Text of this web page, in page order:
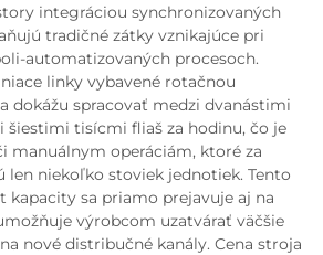
integráciou synchronizovaných
tradičné zátky vznikajúce pri
automatizovaných procesoch.
linky vybavené rotačnou
dokážu spracovať medzi dvanástimi
tisícmi fliaš za hodinu, čo je
manuálnym operáciám, ktoré za
len niekoľko stoviek jednotiek. Tento
kapacity sa priamo prejavuje aj na
výrobcom uzatvárať väčšie
nové distribučné kanály. Cena stroja